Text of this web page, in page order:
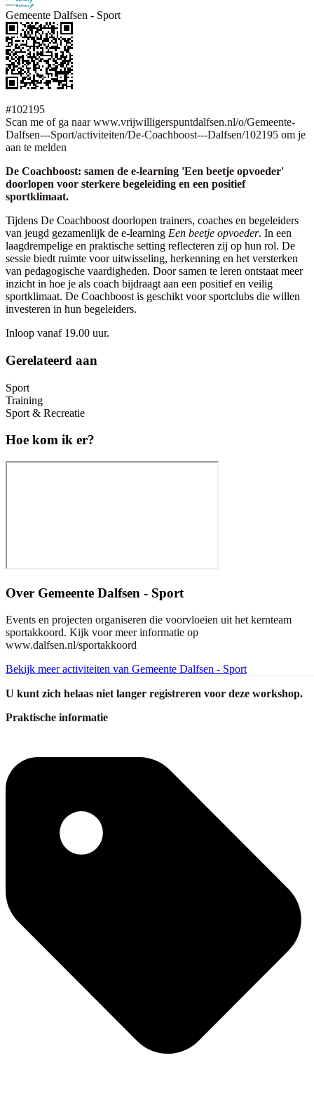
Gemeente Dalfsen - Sport
#102195
Scan me of ga naar www.vrijwilligerspuntdalfsen.nl/o/Gemeente-
Dalfsen---Sport/activiteiten/De-Coachboost---Dalfsen/102195 om je
aan te melden
De Coachboost: samen de e-learning 'Een beetje opvoeder'
doorlopen voor sterkere begeleiding en een positief
sportklimaat.
Tijdens De Coachboost doorlopen trainers, coaches en begeleiders
van jeugd gezamenlijk de e-learning Een beetje opvoeder. In een
laagdrempelige en praktische setting reflecteren zij op hun rol. De
sessie biedt ruimte voor uitwisseling, herkenning en het versterken
van pedagogische vaardigheden. Door samen te leren ontstaat meer
inzicht in hoe je als coach bijdraagt aan een positief en veilig
sportklimaat. De Coachboost is geschikt voor sportclubs die willen
investeren in hun begeleiders.
Inloop vanaf 19.00 uur.
Gerelateerd aan
Sport
Training
Sport & Recreatie
Hoe kom ik er?
Over Gemeente Dalfsen - Sport
Events en projecten organiseren die voorvloeien uit het kernteam
sportakkoord. Kijk voor meer informatie op
www.dalfsen.nl/sportakkoord
Bekijk meer activiteiten van Gemeente Dalfsen - Sport
U kunt zich helaas niet langer registreren voor deze workshop.
Praktische informatie